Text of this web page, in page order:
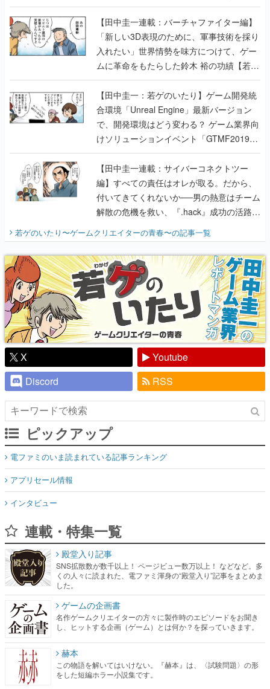
【若ゲのいたり最終回】
【田中圭一連載：バーチャファイター編】
「新しい3D表現のために、軍事技術を採り
入れたい」世界情勢を味方につけて、ゲー
ムに革命をもたらした鈴木 裕の功績【若ゲ
のいたり】
【田中圭一：若ゲのいたり】ゲーム開発統
合環境「Unreal Engine」最新バージョン
で、開発環境はどう変わる？ ゲーム業界向
けソリューションイベント「GTMF2019」
に行って、より理解を深めよう【PR】
【田中圭一連載：サイバーコネクトツー
編】すべての責任はオレが取る。だから、
付いてきてくれないか──男の熱意はチーム
解散の危機を救い、『.hack』成功の活路を
開く。業界の快男児・松山 洋に流れる血は
『少年ジャンプ』色だった【若ゲのいた
り】
若ゲのいたり〜ゲームクリエイターの青春〜の記事一覧
X
Youtube
Discord
RSS
ピックアップ
電ファミのいま読まれている記事ランキング
アプリセール情報
インタビュー
連載・特集一覧
殿堂入り記事
SNS拡散数が数千以上！ ページビュー数万以上！ などなど。多
くの人々に読まれた、電ファミ渾身の“殿堂入り”記事をまとめま
した。
ゲームの企画書
名作ゲームクリエイターの方々に製作時のエピソードをお聞き
し、ヒットする企画（ゲーム）とは何か？を探っていきます。
赫本
この物語を解いてはいけない。『赫本』は、〈試験問題〉の形
をした短編ホラー小説集です。